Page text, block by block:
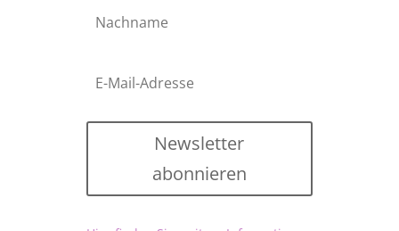
Newsletter
abonnieren